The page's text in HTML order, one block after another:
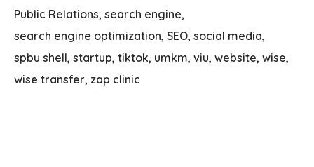
Public Relations search engine
search engine optimization SEO social media
spbu shell startup tiktok umkm viu website wise
wise transfer zap clinic